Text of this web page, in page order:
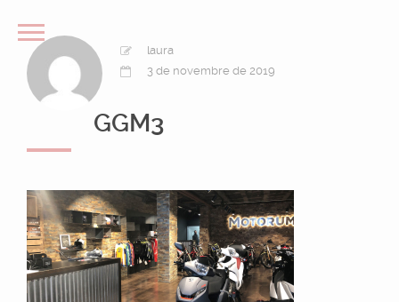
laura
3 de novembre de 2019
GGM3